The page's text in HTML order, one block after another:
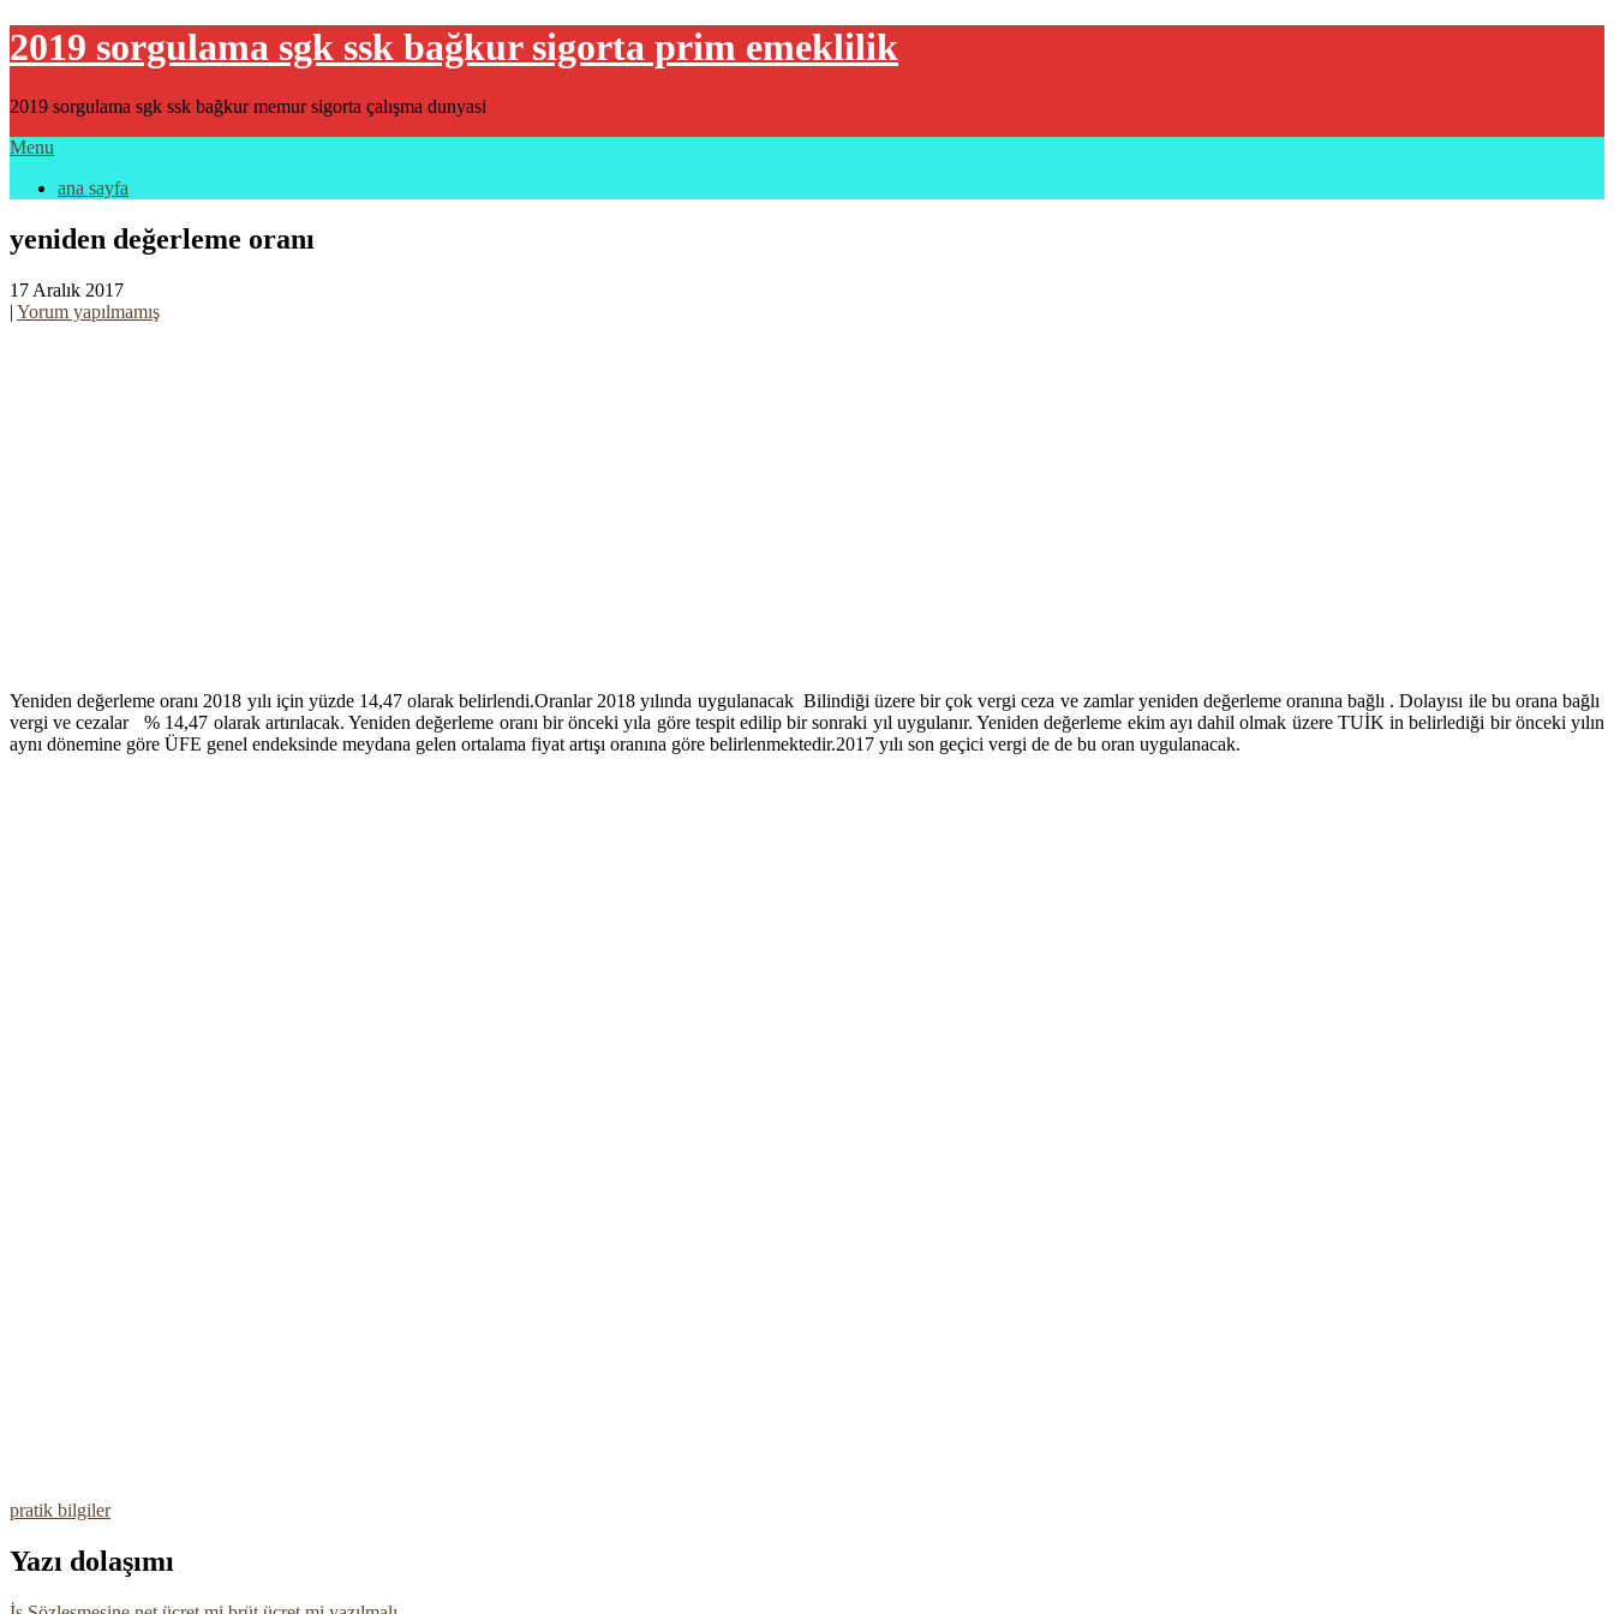
2019 sorgulama sgk ssk bağkur sigorta prim emeklilik
2019 sorgulama sgk ssk bağkur memur sigorta çalışma dunyasi
Menu
ana sayfa
yeniden değerleme oranı
17 Aralık 2017
| Yorum yapılmamış
Yeniden değerleme oranı 2018 yılı için yüzde 14,47 olarak belirlendi.Oranlar 2018 yılında uygulanacak Bilindiği üzere bir çok vergi ceza ve zamlar yeniden değerleme oranına bağlı . Dolayısı ile bu orana bağlı
vergi ve cezalar % 14,47 olarak artırılacak. Yeniden değerleme oranı bir önceki yıla göre tespit edilip bir sonraki yıl uygulanır. Yeniden değerleme ekim ayı dahil olmak üzere TUİK in belirlediği bir önceki yılın
aynı dönemine göre ÜFE genel endeksinde meydana gelen ortalama fiyat artışı oranına göre belirlenmektedir.2017 yılı son geçici vergi de de bu oran uygulanacak.
pratik bilgiler
Yazı dolaşımı